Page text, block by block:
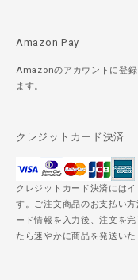
Amazon Pay
Amazonのアカウントに登
ます。
クレジットカード決済
クレジットカード決済には
す。ご注文商品のお支払い
ード情報を入力後、注文を
たら速やかに商品を発送いた